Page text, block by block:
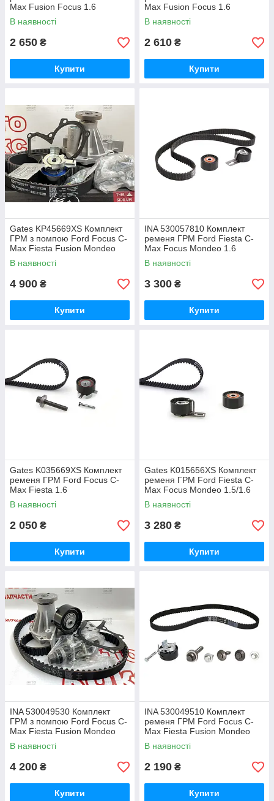
Max Fusion Focus 1.6
В наявності
2 650 ₴
Купити
Max Fusion Focus 1.6
В наявності
2 610 ₴
Купити
Gates KP45669XS Комплект
ГРМ з помпою Ford Focus C-
Max Fiesta Fusion Mondeo
1.4-1.6
В наявності
4 900 ₴
Купити
INA 530057810 Комплект
ременя ГРМ Ford Fiesta C-
Max Focus Mondeo 1.6
В наявності
3 300 ₴
Купити
Gates K035669XS Комплект
ременя ГРМ Ford Focus C-
Max Fiesta 1.6
В наявності
2 050 ₴
Купити
Gates K015656XS Комплект
ременя ГРМ Ford Fiesta C-
Max Focus Mondeo 1.5/1.6
В наявності
3 280 ₴
Купити
INA 530049530 Комплект
ГРМ з помпою Ford Focus C-
Max Fiesta Fusion Mondeo
1.2-1.6
В наявності
4 200 ₴
Купити
INA 530049510 Комплект
ременя ГРМ Ford Focus C-
Max Fiesta Fusion Mondeo
1.2-1.6
В наявності
2 190 ₴
Купити